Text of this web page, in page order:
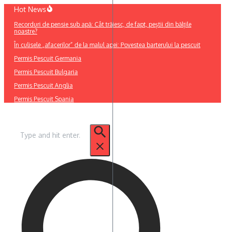
Sari
conținut
Hot News
Recorduri de pensie sub apă: Cât trăiesc, de fapt, peștii din bălțile
noastre?
În culisele „afacerilor” de la malul apei: Povestea barterului la pescuit
Permis Pescuit Germania
Permis Pescuit Bulgaria
Permis Pescuit Anglia
Permis Pescuit Spania
după: